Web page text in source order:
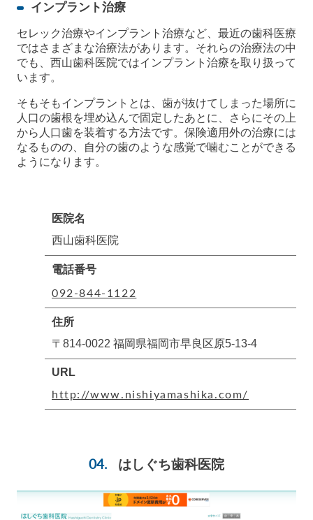
インプラント治療
セレック治療やインプラント治療など、最近の歯科医療
ではさまざまな治療法があります。それらの治療法の中
でも、西山歯科医院ではインプラント治療を取り扱って
います。
そもそもインプラントとは、歯が抜けてしまった場所に
人口の歯根を埋め込んで固定したあとに、さらにその上
から人口歯を装着する方法です。保険適用外の治療には
なるものの、自分の歯のような感覚で噛むことができる
ようになります。
医院名
西山歯科医院
電話番号
092-844-1122
住所
〒814-0022 福岡県福岡市早良区原5-13-4
URL
http://www.nishiyamashika.com/
はしぐち歯科医院